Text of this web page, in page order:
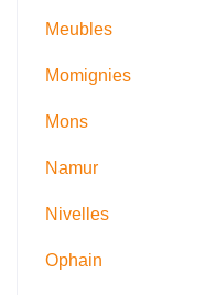
Meubles
Momignies
Mons
Namur
Nivelles
Ophain